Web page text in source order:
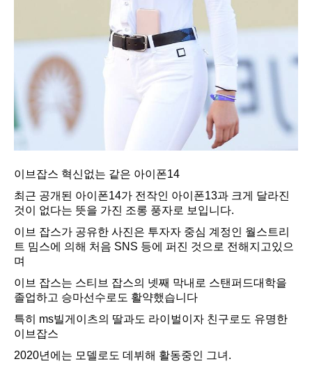
이브잡스 혁신없는 같은 아이폰14
최근 공개된 아이폰14가 전작인 아이폰13과 크게 달라진
것이 없다는 뜻을 가진 조롱 풍자로 보입니다.
이브 잡스가 공유한 사진은 투자자 중심 계정인 월스트리
트 밈스에 의해 처음 SNS 등에 퍼진 것으로 전해지고있으
며
이브 잡스는 스티브 잡스의 넷째 막내로 스탠퍼드대학을
졸업하고 승마선수로도 활약했습니다
특히 ms빌게이츠의 딸과도 라이벌이자 친구로도 유명한
이브잡스
2020년에는 모델로도 데뷔해 활동중인 그녀.